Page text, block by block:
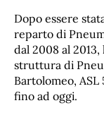
Dopo essere
reparto di
dal 2008 al
struttura di
Bartolomeo,
fino ad oggi.